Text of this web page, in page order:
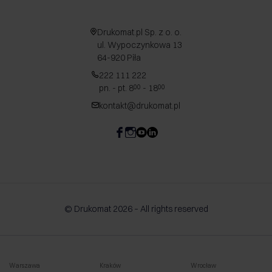
Drukomat.pl Sp. z o. o.
ul. Wypoczynkowa 13
64-920 Piła
222 111 222
pn. - pt. 800 - 1800
kontakt@drukomat.pl
© Drukomat 2026 – All rights reserved
Warszawa Kraków Wrocław